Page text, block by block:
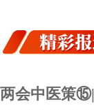
两会中医策